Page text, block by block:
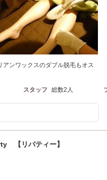
ンワックスのダブル脱毛もオス
スタッフ 総数2人
【リバティー】